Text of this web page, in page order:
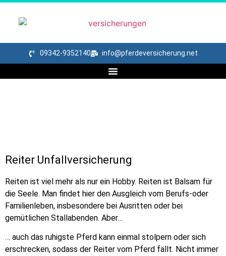
09342-9352140 info@pferdeversicherung.net
Angebot
anfordern
Reiter Unfallversicherung
Reiten ist viel mehr als nur ein Hobby. Reiten ist Balsam für
die Seele. Man findet hier den Ausgleich vom Berufs-oder
Familienleben, insbesondere bei Ausritten oder bei
gemütlichen Stallabenden. Aber…
… auch das ruhigste Pferd kann einmal stolpern oder sich
erschrecken, sodass der Reiter vom Pferd fällt. Nicht immer